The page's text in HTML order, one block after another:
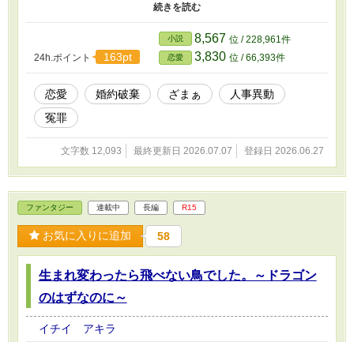
しこまりました！」 直ぐに受け入れられたからである。 そし
24h.ポイント 163pt
小説 8,567 位 / 228,961件
恋愛 3,830 位 / 66,393件
恋愛 婚約破棄 ざまぁ
人事異動
冤罪
文字数 12,093 最終更新日 2026.07.07 登録日 2026.06.27
ファンタジー 連載中 長編 R15
お気に入りに追加 58
生まれ変わったら飛べない鳥でした。～ドラゴン
のはずなのに～
イチイ アキラ